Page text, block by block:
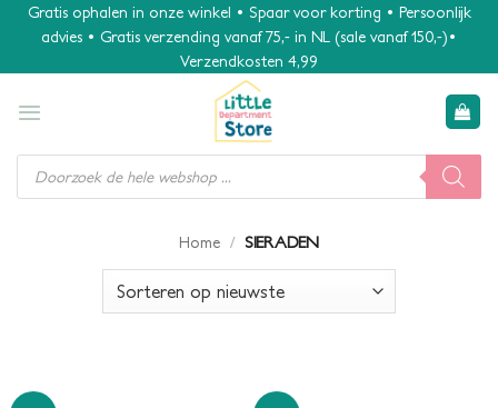
Gratis ophalen in onze winkel • Spaar voor korting • Persoonlijk
advies • Gratis verzending vanaf 75,- in NL (sale vanaf 150,-)•
Verzendkosten 4,99
Producten
zoeken
Home / SIERADEN